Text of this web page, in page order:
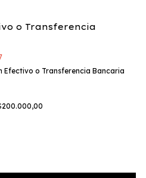
o Transferencia
Efectivo o Transferencia Bancaria